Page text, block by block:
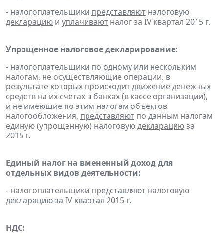
- налогоплательщики представляют налоговую
декларацию и уплачивают налог за IV квартал 2015 г.
Упрощенное налоговое декларирование:
- налогоплательщики по одному или нескольким
налогам, не осуществляющие операции, в
результате которых происходит движение денежных
средств на их счетах в банках (в кассе организации),
и не имеющие по этим налогам объектов
налогообложения, представляют по данным налогам
единую (упрощенную) налоговуюдекларациюза
2015 г.
Единый налог на вмененный доход для
отдельных видов деятельности:
- налогоплательщики представляют налоговую
декларациюза IV квартал 2015 г.
НДС: